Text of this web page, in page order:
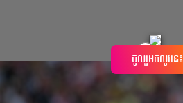
×
ចូលរួមឥលូវនេះ